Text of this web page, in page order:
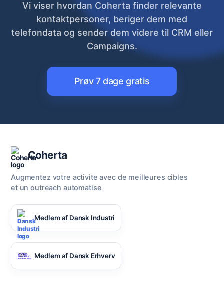
Vi viser hvordan Coherta finder relevante
kontaktpersoner, beriger dem med
telefondata og sender dem videre til CRM eller
Campaigns.
Prøv 7 dage gratis
Coherta
Augmentez votre activite avec de meilleures cibles
et un outreach automatise
Medlem af Dansk Industri
Medlem af Dansk Erhverv